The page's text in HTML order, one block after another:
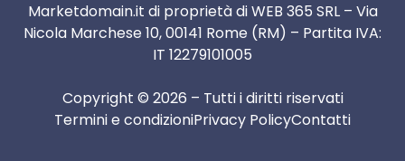
Marketdomain.it di proprietà di WEB 365 SRL – Via
Nicola Marchese 10, 00141 Rome (RM) – Partita IVA:
IT 12279101005
Copyright © 2026 – Tutti i diritti riservati
Termini e condizioniPrivacy PolicyContatti